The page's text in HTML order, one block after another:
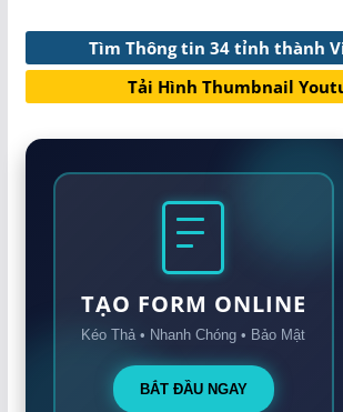
Tìm Thông tin 34 tỉnh thành
Tải Hình Thumbnail
TẠO FORM ONLINE
Kéo Thả • Nhanh Chóng • Bảo Mật
BẮT ĐẦU NGAY